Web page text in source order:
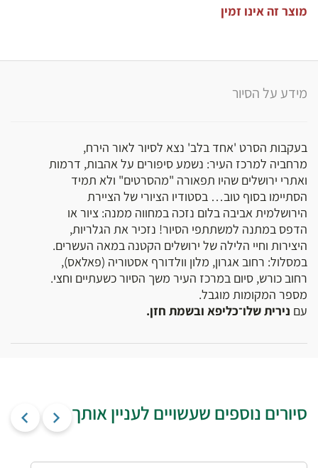
מוצר זה אינו זמין
מידע על הסיור
בעקבות הסרט 'אחד בלב' נצא לסיור לאור הירח,
מרחביה למרכז העיר: נשמע סיפורים על אהבות, דרמות
ואתרי ירושלים שהיו תפאורה "מהסרטים" ולא תמיד
הסתיימו בסוף טוב… בסטודיו הציורי של הציירת
הירושלמית אביבה בלום נזכה במחווה ממנה: ציור או
הדפס במתנה למשתתפי הסיור! נזכיר את הגלריות,
היצירות וחיי הלילה של ירושלים הקטנה במאה העשרים.
במסלול: רחוב אגרון, מלון וולדורף אסטוריה (פאלאס),
רחוב כורש, סיום במרכז העיר משך הסיור כשעתיים וחצי.
מספר המקומות מוגבל.
עם נירית שלו־כליפא ובשמת חזן.
סיורים נוספים שעשויים לעניין אותך